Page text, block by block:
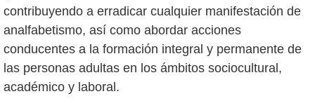
contribuyendo a erradicar cualquier manifestación de
analfabetismo, así como abordar acciones
conducentes a la formación integral y permanente de
las personas adultas en los ámbitos sociocultural,
académico y laboral.